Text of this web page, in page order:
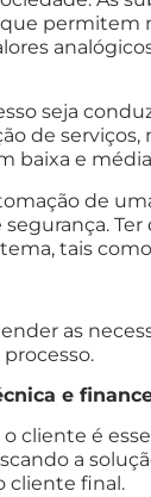
permitem
seja
de
baixa e
de
tais
as
e
cliente é
a
cliente final.